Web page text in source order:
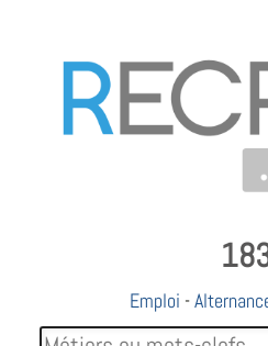
Emploi -